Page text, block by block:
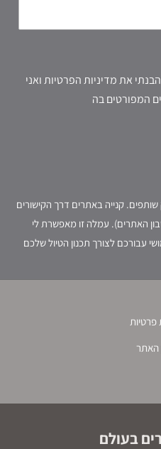
את מדיניות הפרטיות ואני
המפורטים בה
קנייה באתרים דרך הקישורים
האתרים). עמלה זו מאפשרת לי
עבורכם לצורך תכנון הטיול שלכם
פרטיות
האתר
בעולם